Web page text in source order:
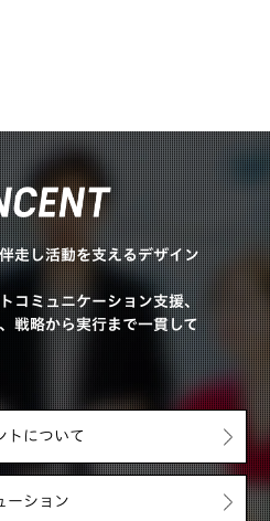
走し活動を支えるデザイン
コミュニケーション支援、
戦略から実行まで一貫して
トについて
ーション